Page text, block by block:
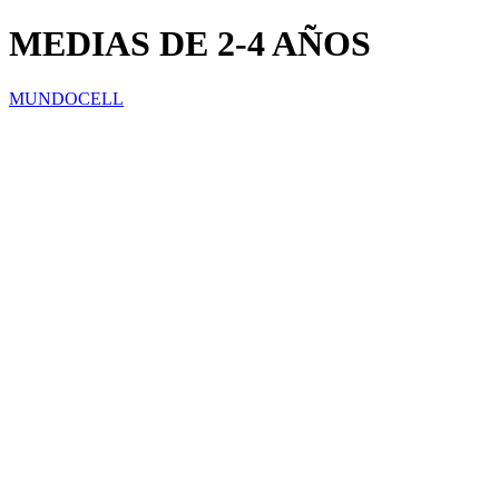
MEDIAS DE 2-4 AÑOS
MUNDOCELL